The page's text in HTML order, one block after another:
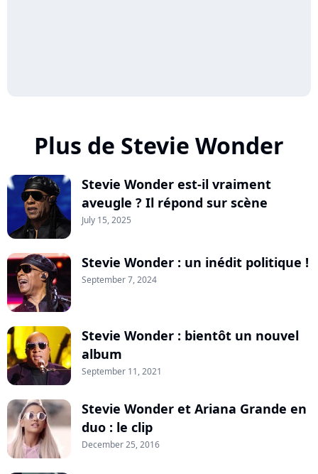
Plus de Stevie Wonder
Stevie Wonder est-il vraiment
aveugle ? Il répond sur scène
July 15, 2025
Stevie Wonder : un inédit politique !
September 7, 2024
Stevie Wonder : bientôt un nouvel
album
September 11, 2021
Stevie Wonder et Ariana Grande en
duo : le clip
December 25, 2016